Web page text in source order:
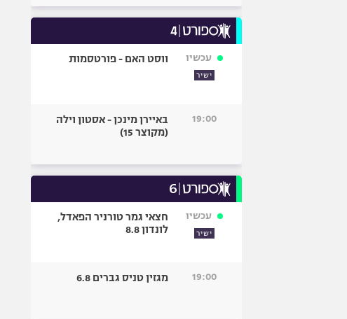
עכשיו
ישיר
ווסט האם - פורטסמות
19:00
באיירן מינכן - אסטון וילה
(מקוצר 15)
עכשיו
ישיר
חצאי גמר טורניר הפאדל,
לונדון 8.8
19:00 מגזין טניס גברים 6.8